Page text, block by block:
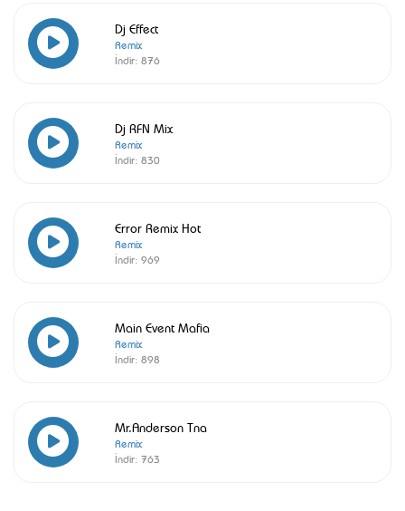
Dj Effect
Remix
İndir: 876
Dj RFN Mix
Remix
İndir: 830
Error Remix Hot
Remix
İndir: 969
Main Event Mafia
Remix
İndir: 898
Mr.Anderson Tna
Remix
İndir: 763